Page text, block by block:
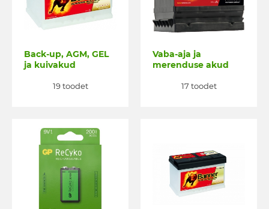
Back-up, AGM, GEL
ja kuivakud
19 toodet
Vaba-aja ja
merenduse akud
17 toodet